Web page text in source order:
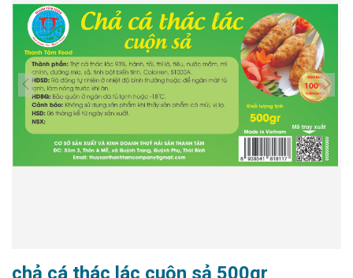
chả cá thác lác cuộn sả 500gr